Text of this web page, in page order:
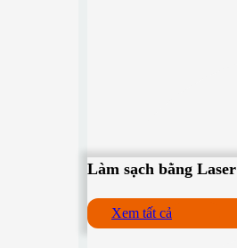
Làm sạch bằng Laser
Xem tất cả